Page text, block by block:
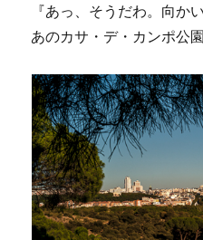
『あっ、そうだわ。向か
あのカサ・デ・カンポ公